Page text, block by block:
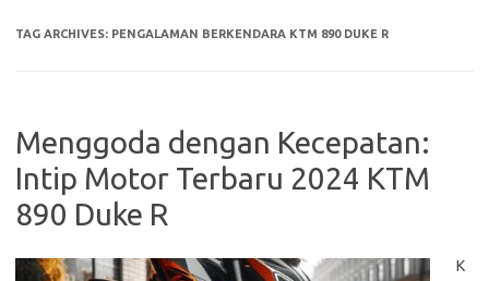
TAG ARCHIVES: PENGALAMAN BERKENDARA KTM 890 DUKE R
Menggoda dengan Kecepatan:
Intip Motor Terbaru 2024 KTM
890 Duke R
K